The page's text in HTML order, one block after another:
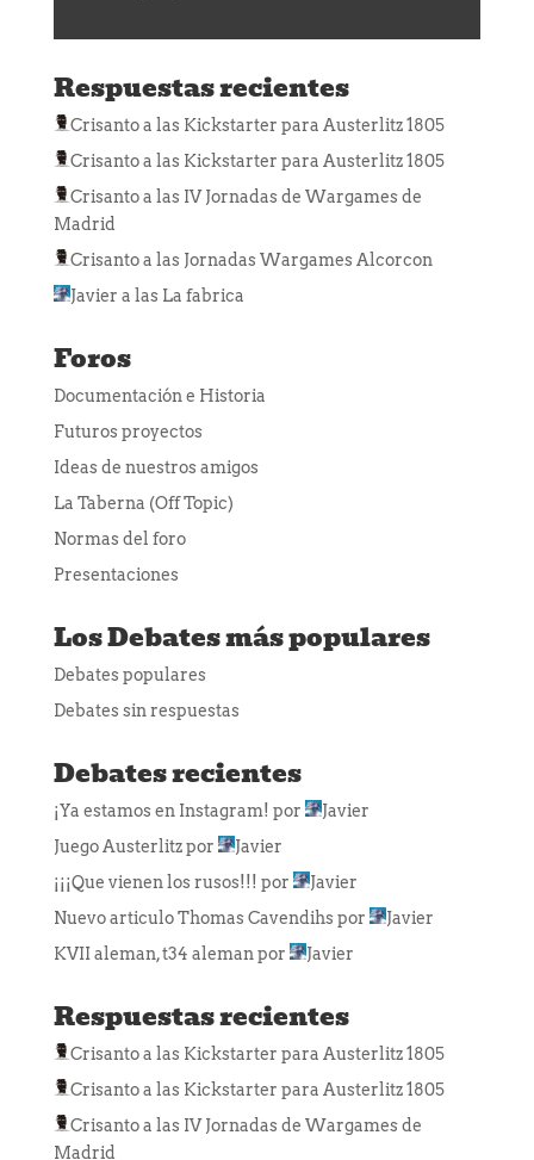
Respuestas recientes
Crisantoa las Kickstarter para Austerlitz 1805
Crisantoa las Kickstarter para Austerlitz 1805
Crisantoa las IV Jornadas de Wargames de
Madrid
Crisantoa las Jornadas Wargames Alcorcon
Javier a las La fabrica
Foros
Documentación e Historia
Futuros proyectos
Ideas de nuestros amigos
La Taberna (Off Topic)
Normas del foro
Presentaciones
Los Debates más populares
Debates populares
Debates sin respuestas
Debates recientes
¡Ya estamos en Instagram! por
Javier
Juego Austerlitzpor
Javier
¡¡¡Que vienen los rusos!!! por
Javier
Nuevo articulo Thomas Cavendihspor
Javier
KVII aleman, t34 aleman por Javier
Respuestas recientes
Crisantoa las Kickstarter para Austerlitz 1805
Crisantoa las Kickstarter para Austerlitz 1805
Crisantoa las IV Jornadas de Wargames de
Madrid